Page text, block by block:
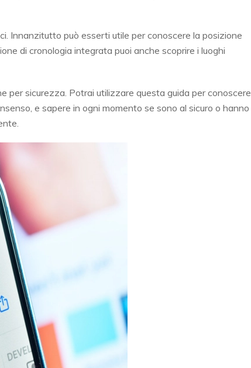
Innanzitutto può esserti utile per conoscere la posizione
di cronologia integrata puoi anche scoprire i luoghi
per sicurezza. Potrai utilizzare questa guida per conoscere
e sapere in ogni momento se sono al sicuro o hanno